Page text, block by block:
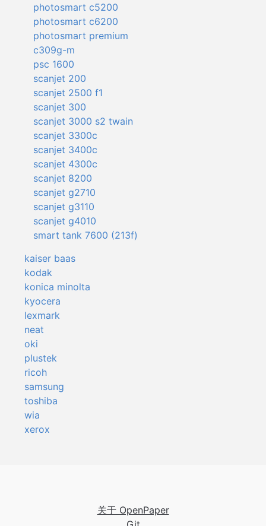
photosmart c5200
photosmart c6200
photosmart premium
c309g-m
psc 1600
scanjet 200
scanjet 2500 f1
scanjet 300
scanjet 3000 s2 twain
scanjet 3300c
scanjet 3400c
scanjet 4300c
scanjet 8200
scanjet g2710
scanjet g3110
scanjet g4010
smart tank 7600 (213f)
kaiser baas
kodak
konica minolta
kyocera
lexmark
neat
oki
plustek
ricoh
samsung
toshiba
wia
xerox
关于 OpenPaper